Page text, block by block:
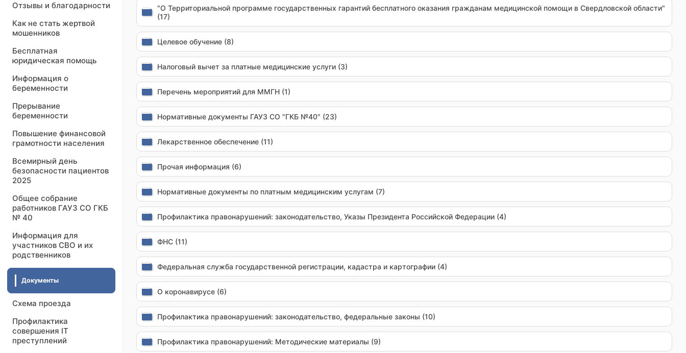
Отзывы и благодарности
Как не стать жертвой
мошенников
Бесплатная
юридическая помощь
Информация о
беременности
Прерывание
беременности
Повышение финансовой
грамотности населения
Всемирный день
безопасности пациентов
2025
Общее собрание
работников ГАУЗ СО ГКБ
№ 40
Информация для
участников СВО и их
родственников
Документы
Схема проезда
Профилактика
совершения IT
преступлений
"О Территориальной программе государственных гарантий бесплатного оказания гражданам медицинской помощи в Свердловской области"
(17)
Целевое обучение (8)
Налоговый вычет за платные медицинские услуги (3)
Перечень мероприятий для ММГН (1)
Нормативные документы ГАУЗ СО "ГКБ №40" (23)
Лекарственное обеспечение (11)
Прочая информация (6)
Нормативные документы по платным медицинским услугам (7)
Профилактика правонарушений: законодательство, Указы Президента Российской Федерации (4)
ФНС (11)
Федеральная служба государственной регистрации, кадастра и картографии (4)
О коронавирусе (6)
Профилактика правонарушений: законодательство, федеральные законы (10)
Профилактика правонарушений: Методические материалы (9)